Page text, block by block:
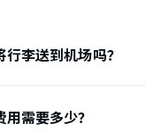
李送到机场吗？
需要多少？